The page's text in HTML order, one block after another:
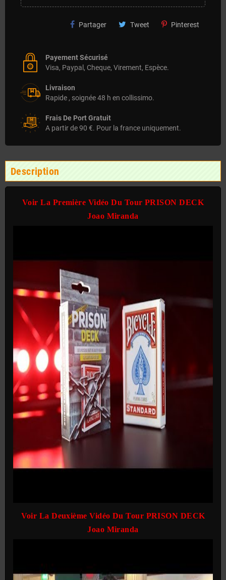
Partager Tweet Pinterest
Payement Sécurisé
Visa, Paypal, Cheque, Virement, Espèce.
Livraison
Rapide , soignée 48 h en collissimo.
Frais De Port Gratuit
A partir de 90 €. Pour la france uniquement.
Description
Voir La Première Vidéo Du Tour PRISON DECK
Joao Miranda
Voir La Deuxième Vidéo Du Tour PRISON DECK
Joao Miranda